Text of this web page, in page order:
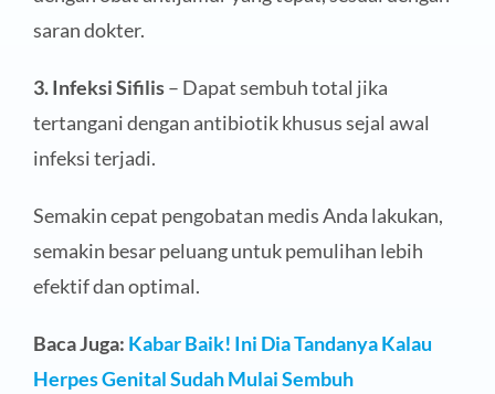
saran dokter.
3. Infeksi Sifilis– Dapat sembuh total jika
tertangani dengan antibiotik khusus sejal awal
infeksi terjadi.
Semakin cepat pengobatan medis Anda lakukan,
semakin besar peluang untuk pemulihan lebih
efektif dan optimal.
Baca Juga: Kabar Baik! Ini Dia Tandanya Kalau
Herpes Genital Sudah Mulai Sembuh